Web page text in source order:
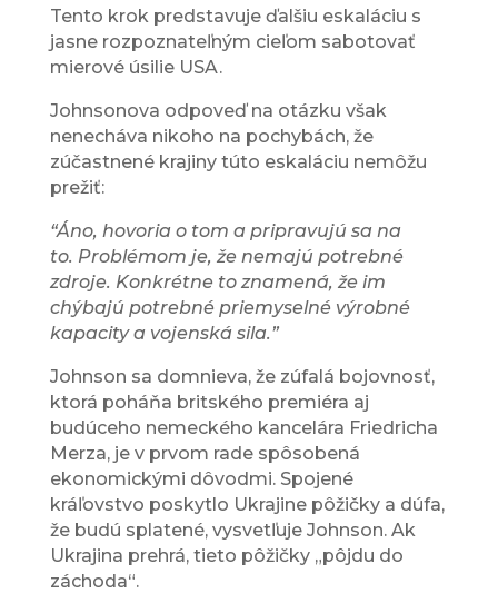
Tento krok predstavuje ďalšiu eskaláciu s
jasne rozpoznateľným cieľom sabotovať
mierové úsilie USA.
Johnsonova odpoveď na otázku však
nenecháva nikoho na pochybách, že
zúčastnené krajiny túto eskaláciu nemôžu
prežiť:
“Áno, hovoria o tom a pripravujú sa na
to. Problémom je, že nemajú potrebné
zdroje. Konkrétne to znamená, že im
chýbajú potrebné priemyselné výrobné
kapacity a vojenská sila.”
Johnson sa domnieva, že zúfalá bojovnosť,
ktorá poháňa britského premiéra aj
budúceho nemeckého kancelára Friedricha
Merza, je v prvom rade spôsobená
ekonomickými dôvodmi. Spojené
kráľovstvo poskytlo Ukrajine pôžičky a dúfa,
že budú splatené, vysvetľuje Johnson. Ak
Ukrajina prehrá, tieto pôžičky „pôjdu do
záchoda“.